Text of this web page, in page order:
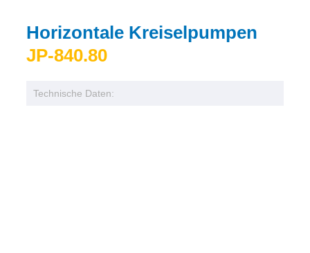
Horizontale Kreiselpumpen
JP-840.80
Technische Daten: